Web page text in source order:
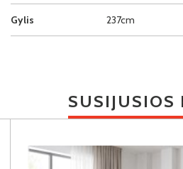
Gylis 237cm
SUSIJUSIOS